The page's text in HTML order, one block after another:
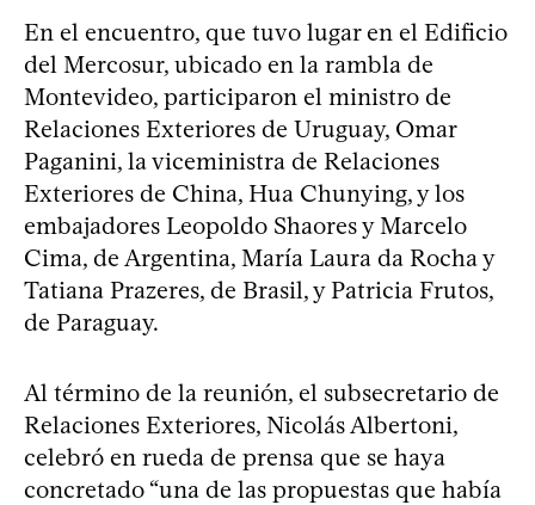
En el encuentro, que tuvo lugar en el Edificio
del Mercosur, ubicado en la rambla de
Montevideo, participaron el ministro de
Relaciones Exteriores de Uruguay, Omar
Paganini, la viceministra de Relaciones
Exteriores de China, Hua Chunying, y los
embajadores Leopoldo Shaores y Marcelo
Cima, de Argentina, María Laura da Rocha y
Tatiana Prazeres, de Brasil, y Patricia Frutos,
de Paraguay.
Al término de la reunión, el subsecretario de
Relaciones Exteriores, Nicolás Albertoni,
celebró en rueda de prensa que se haya
concretado “una de las propuestas que había